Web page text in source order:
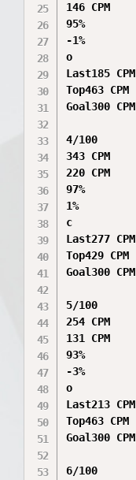
146 CPM
95%
-1%
о
Last185 CPM
Top463 CPM
Goal300 CPM
4/100
343 CPM
220 CPM
97%
1%
с
Last277 CPM
Top429 CPM
Goal300 CPM
5/100
254 CPM
131 CPM
93%
-3%
о
Last213 CPM
Top463 CPM
Goal300 CPM
6/100